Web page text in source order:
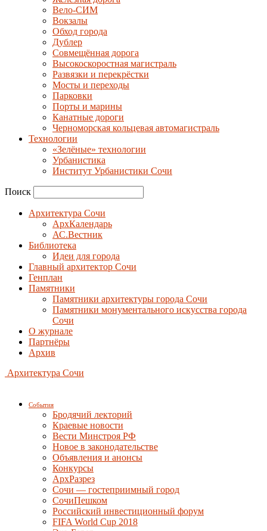
Вело-СИМ
Вокзалы
Обход города
Дублер
Совмещённая дорога
Высокоскоростная магистраль
Развязки и перекрёстки
Мосты и переходы
Парковки
Порты и марины
Канатные дороги
Черноморская кольцевая автомагистраль
Технологии
«Зелёные» технологии
Урбанистика
Институт Урбанистики Сочи
Поиск
Архитектура Сочи
АрхКалендарь
АС.Вестник
Библиотека
Идеи для города
Главный архитектор Сочи
Генплан
Памятники
Памятники архитектуры города Сочи
Памятники монументального искусства города
Сочи
О журнале
Партнёры
Архив
Архитектура Сочи
События
Бродячий лекторий
Краевые новости
Вести Минстроя РФ
Новое в законодательстве
Объявления и анонсы
Конкурсы
АрхРазрез
Сочи — гостеприимный город
СочиПешком
Российский инвестиционный форум
FIFA World Cup 2018